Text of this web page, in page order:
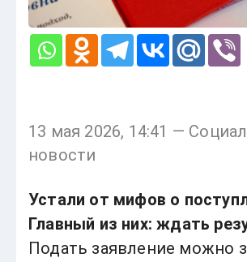
13 мая 2026, 14:41 —
новости
Устали от мифов о
Главный из них: ждать
Подать заявление можно